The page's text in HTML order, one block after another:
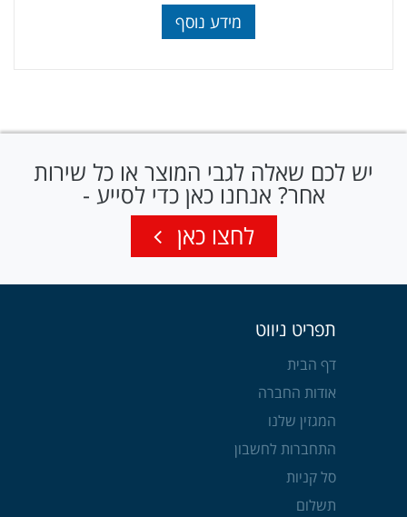
מידע נוסף
יש לכם שאלה לגבי המוצר או כל שירות
אחר? אנחנו כאן כדי לסייע -
לחצו כאן
תפריט ניווט
דף הבית
אודות החברה
המגזין שלנו
התחברות לחשבון
סל קניות
תשלום